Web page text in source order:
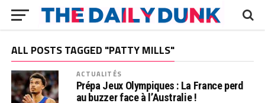
ALL POSTS TAGGED "PATTY MILLS"
ACTUALITÉS
Prépa Jeux Olympiques : La France perd
au buzzer face à l’Australie !